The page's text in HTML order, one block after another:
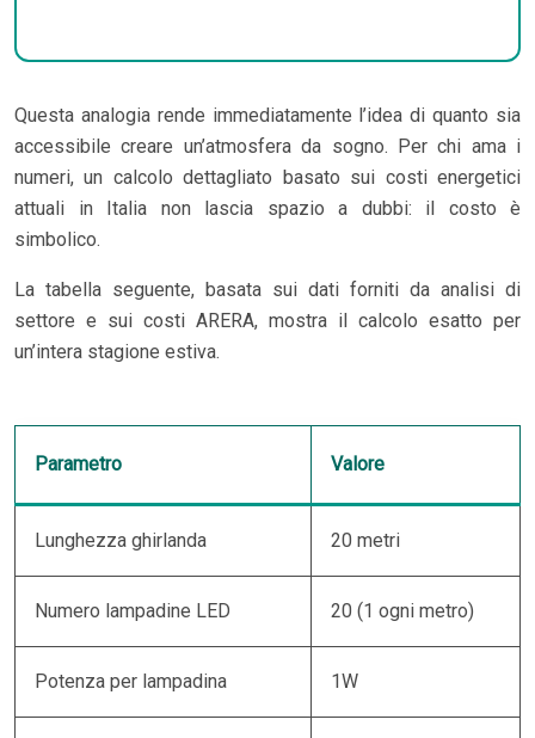
Questa analogia rende immediatamente l’idea di quanto sia
accessibile creare un’atmosfera da sogno. Per chi ama i
numeri, un calcolo dettagliato basato sui costi energetici
attuali in Italia non lascia spazio a dubbi: il costo è
simbolico.
La tabella seguente, basata sui dati forniti da analisi di
settore e sui costi ARERA, mostra il calcolo esatto per
un’intera stagione estiva.
Parametro Valore
Lunghezza ghirlanda 20 metri
Numero lampadine LED 20 (1 ogni metro)
Potenza per lampadina 1W